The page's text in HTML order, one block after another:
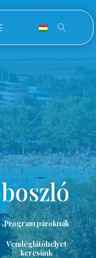
Program pároknak
Vendéglátóhelyet
keresünk